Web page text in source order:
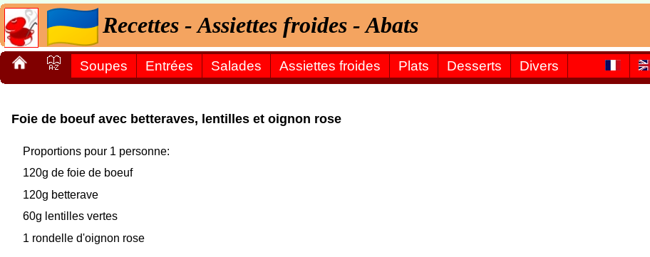
Recettes - Assiettes froides - Abats
Soupes Entrées Salades Assiettes froides Plats Desserts Divers
Foie de boeuf avec betteraves, lentilles et oignon rose
Proportions pour 1 personne:
120g de foie de boeuf
120g betterave
60g lentilles vertes
1 rondelle d'oignon rose